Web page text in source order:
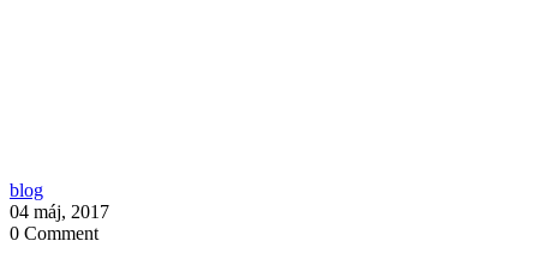
blog
04 máj, 2017
0 Comment